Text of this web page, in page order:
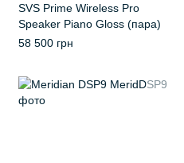
SVS Prime Wireless Pro
Speaker Piano Gloss (пара)
58 500 грн